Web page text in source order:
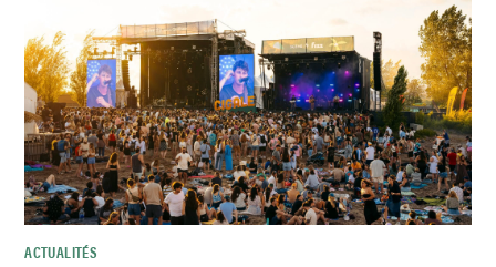
ACTUALITÉS